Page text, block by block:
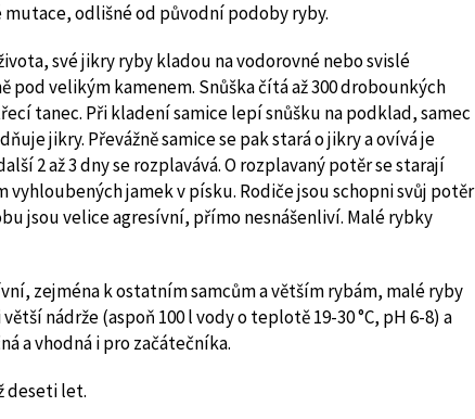
odlišné od původní podoby ryby.
své jikry ryby kladou na vodorovné nebo svislé
velikým kamenem. Snůška čítá až 300 drobounkých
tanec. Při kladení samice lepí snůšku na podklad, samec
jikry. Převážně samice se pak stará o jikry a ovívá je
2 až 3 dny se rozplavává. O rozplavaný potěr se starají
jamek v písku. Rodiče jsou schopni svůj potěr
jsou velice agresívní, přímo nesnášenliví. Malé rybky
zejména k ostatním samcům a větším rybám, malé ryby
nádrže (aspoň 100 l vody o teplotě 19-30 °C, pH 6-8) a
a vhodná i pro začátečníka.
deseti let.